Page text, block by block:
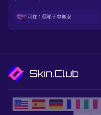
可在 1 個箱子中獲取